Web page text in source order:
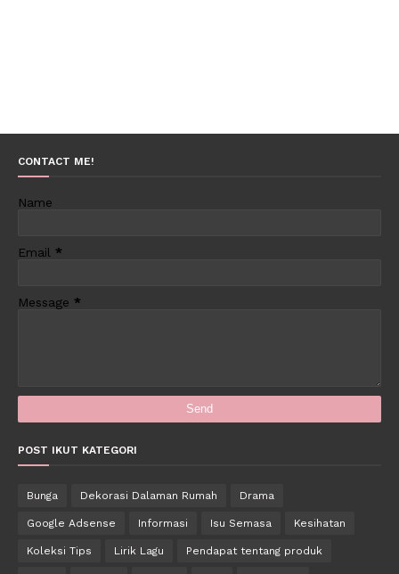
CONTACT ME!
Name
Email *
Message *
POST IKUT KATEGORI
Bunga Dekorasi Dalaman Rumah Drama
Google Adsense Informasi Isu Semasa Kesihatan
Koleksi Tips Lirik Lagu Pendapat tentang produk